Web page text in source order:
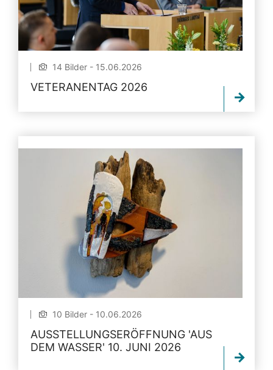
14 Bilder - 15.06.2026
VETERANENTAG 2026
10 Bilder - 10.06.2026
AUSSTELLUNGSERÖFFNUNG 'AUS
DEM WASSER' 10. JUNI 2026